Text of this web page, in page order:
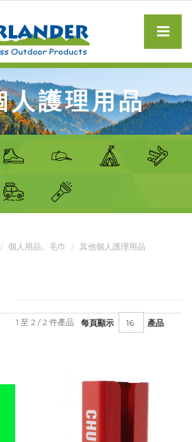
人護理用品
個人用品、毛巾 其他個人護理用品
每頁顯示 產品
1 至 2 / 2 件產品